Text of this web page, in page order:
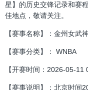
星】的历史交锋记录和赛
佳地点，敬请关注。
【赛事名称】：金州女武
【赛事分类】： WNBA
【开赛时间：2026-05-11
【赛事说明】：北京时